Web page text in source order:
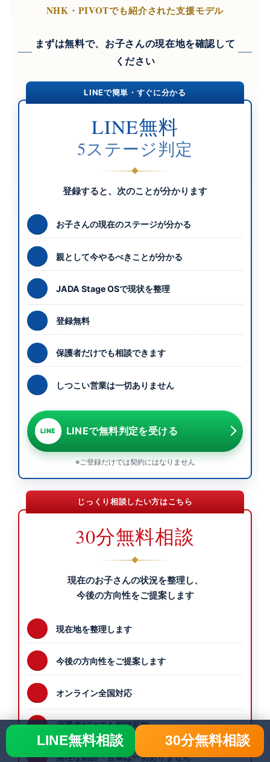
NHK・PIVOTでも紹介された支援モデル
まずは無料で、お子さんの現在地を確認して
ください
LINEで簡単・すぐに分かる
LINE無料
5ステージ判定
登録すると、次のことが分かります
お子さんの現在のステージが分かる
親として今やるべきことが分かる
JADA Stage OSで現状を整理
登録無料
保護者だけでも相談できます
しつこい営業は一切ありません
LINE LINEで無料判定を受ける
※ご登録だけでは契約にはなりません
じっくり相談したい方はこちら
30分無料相談
現在のお子さんの状況を整理し、
今後の方向性をご提案します
現在地を整理します
今後の方向性をご提案します
オンライン全国対応
保護者だけでも相談可能
無理な勧誘・営業は一切ありません
LINE無料相談 30分無料相談